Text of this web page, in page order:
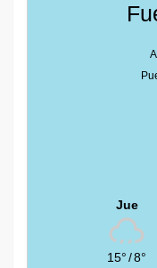
Jue
15°/8°